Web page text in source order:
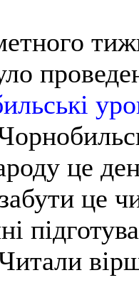
це
це